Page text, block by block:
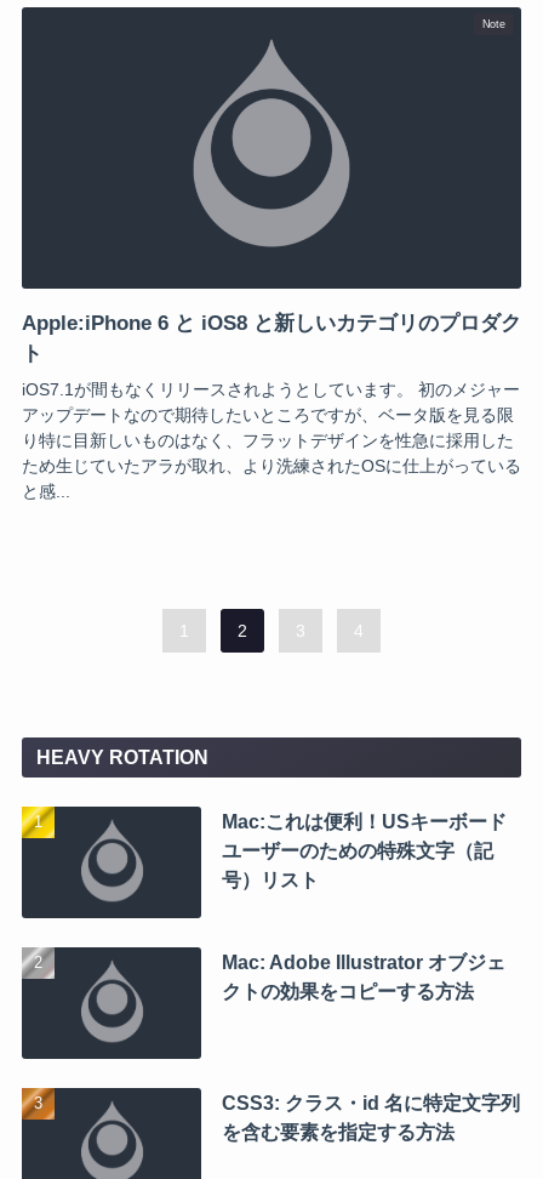
Note
Apple:iPhone 6 と iOS8 と新しいカテゴリのプロダク
ト
iOS7.1が間もなくリリースされようとしています。 初のメジャー
アップデートなので期待したいところですが、ベータ版を見る限
り特に目新しいものはなく、フラットデザインを性急に採用した
ため生じていたアラが取れ、より洗練されたOSに仕上がっている
と感...
1 2 3 4
HEAVY ROTATION
Mac:これは便利！USキーボード
ユーザーのための特殊文字（記
号）リスト
Mac: Adobe Illustrator オブジェ
クトの効果をコピーする方法
CSS3: クラス・id 名に特定文字列
を含む要素を指定する方法